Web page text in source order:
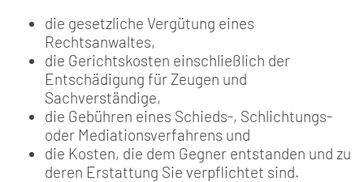
die gesetzliche Vergütung eines
Rechtsanwaltes,
die Gerichtskosten einschließlich der
Entschädigung für Zeugen und
Sachverständige,
die Gebühren eines Schieds-, Schlichtungs-
oder Mediationsverfahrens und
die Kosten, die dem Gegner entstanden und zu
deren Erstattung Sie verpflichtet sind.